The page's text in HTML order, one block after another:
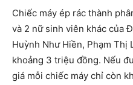
Chiếc máy ép rác thành
và 2 nữ sinh viên khác của
Huỳnh Như Hiền, Phạm Thị
khoảng 3 triệu đồng. Nếu
giá mỗi chiếc máy chỉ còn